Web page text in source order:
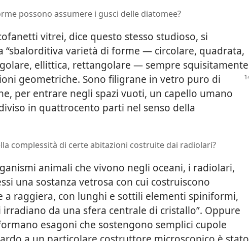
possono assumere i gusci delle diatomee?
vitrei, dice questo stesso studioso, si
“sbalorditiva varietà di forme — circolare, quadrata,
ellittica, rettangolare — sempre squisitamente
geometriche. Sono filigrane in vetro puro di
per entrare negli spazi vuoti, un capello umano
in quattrocento parti nel senso della
complessità di certe abitazioni costruite dai radiolari?
animali che vivono negli oceani, i radiolari,
una sostanza vetrosa con cui costruiscono
a raggiera, con lunghi e sottili elementi spiniformi,
da una sfera centrale di cristallo”. Oppure
esagoni che sostengono semplici cupole